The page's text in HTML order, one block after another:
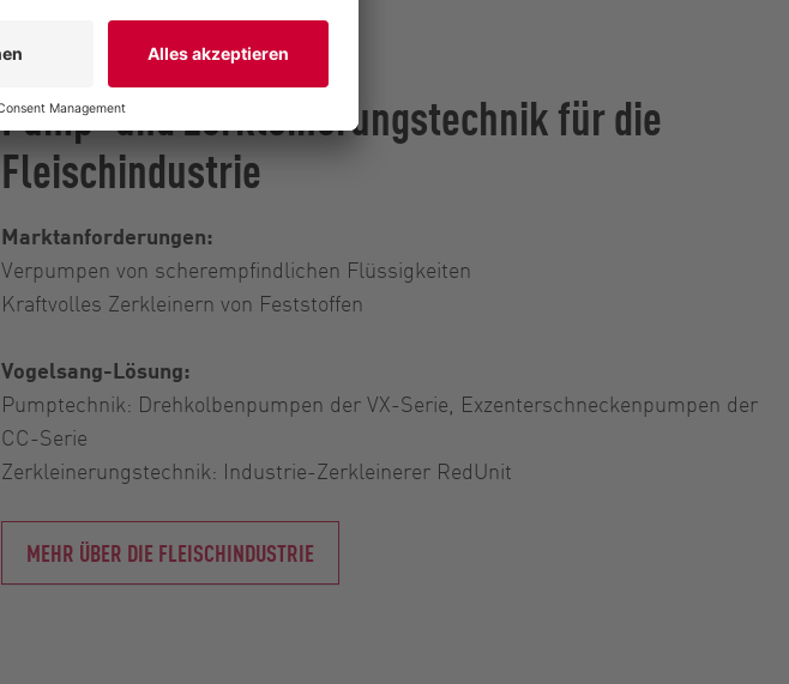
Pump- und Zerkleinerungstechnik für die
Fleischindustrie
Marktanforderungen:
Verpumpen von scherempfindlichen Flüssigkeiten
Kraftvolles Zerkleinern von Feststoffen
Vogelsang-Lösung:
Pumptechnik: Drehkolbenpumpen der VX-Serie, Exzenterschneckenpumpen der
CC-Serie
Zerkleinerungstechnik: Industrie-Zerkleinerer RedUnit
MEHR ÜBER DIE FLEISCHINDUSTRIE